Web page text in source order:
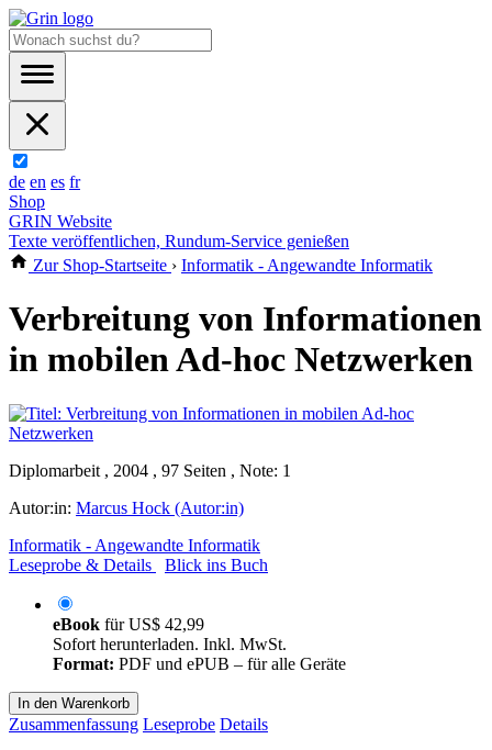
de en es fr
Shop
GRIN Website
Texte veröffentlichen, Rundum-Service genießen
Zur Shop-Startseite › Informatik - Angewandte Informatik
Verbreitung von Informationen
in mobilen Ad-hoc Netzwerken
Diplomarbeit , 2004 , 97 Seiten , Note: 1
Autor:in: Marcus Hock (Autor:in)
Informatik - Angewandte Informatik
Leseprobe & Details
Blick ins Buch
eBook fürUS$ 42,99
Sofort herunterladen. Inkl. MwSt.
Format: PDF und ePUB – für alle Geräte
In den Warenkorb
Zusammenfassung Leseprobe Details